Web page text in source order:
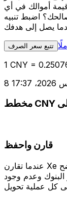
أموالك في أي
اضبط تنبيه
تتبع سعر الصرف
1 CNY =
قارن واحفظ
عندما تقارن Xe بالبنوك الرائدة ومقدمي الخدمات الرائدين، يتضح
البنوك وعدم وجود